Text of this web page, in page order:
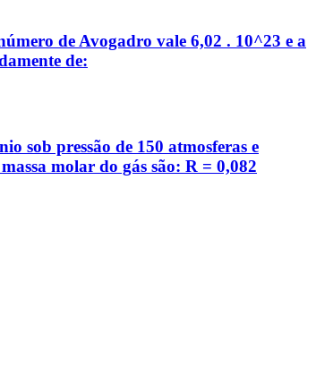
de Avogadro vale 6,02 . 10^23 e a
de:
sob pressão de 150 atmosferas e
molar do gás são: R = 0,082